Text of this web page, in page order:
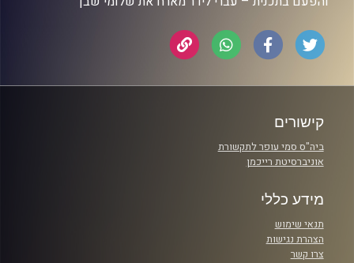
קישורים
ביה"ס סמי עופר לתקשורת
אוניברסיטת רייכמן
מידע כללי
תנאי שימוש
הצהרת נגישות
צרו קשר